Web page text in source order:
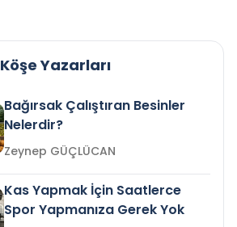
Köşe Yazarları
Bağırsak Çalıştıran Besinler
Nelerdir?
Zeynep GÜÇLÜCAN
Kas Yapmak İçin Saatlerce
Spor Yapmanıza Gerek Yok